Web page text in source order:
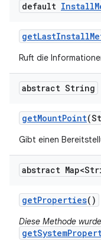
default Install
getLastInstall
Ruft die
abstract String
getMountPoint
Gibt einen
abstract
getProperties()
Diese Methode